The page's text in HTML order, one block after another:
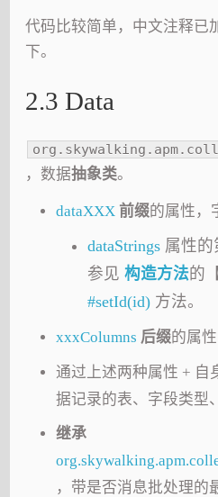
代码比较简单，中文注释已
下。
2.3 Data
，数据抽象类。
dataXXX 前缀的属性，
dataStrings 属性
参见构造方法的
#setId(id) 方法。
xxxColumns 后缀的属性
通过上述两种属性 + 自
据记录的表、字段类型
继承
，带是否消息批处理的